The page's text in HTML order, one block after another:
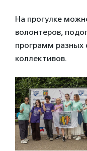
На прогулке
волонтеров,
программ
коллективов.